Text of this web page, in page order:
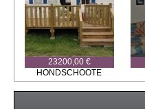
23200,00 €
HONDSCHOOTE